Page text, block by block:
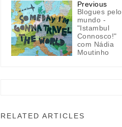
Previous
Blogues pelo
mundo -
"Istambul
Connosco!"
com Nádia
Moutinho
RELATED ARTICLES